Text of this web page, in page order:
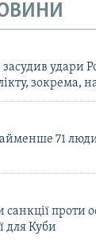
удари
зокрема,
71
проти
для Куби